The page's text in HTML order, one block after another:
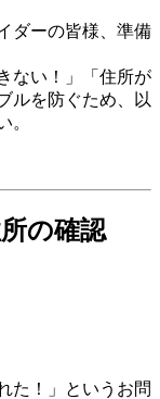
ダーの皆様、準備
ない！」「住所が
ルを防ぐため、以
。
の確認
た！」というお問